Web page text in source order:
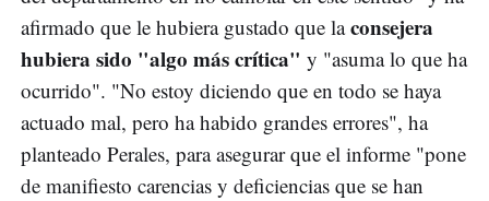
afirmado que le hubiera gustado que laconsejera
hubiera sido "algo más crítica" y "asuma lo que ha
ocurrido". "No estoy diciendo que en todo se haya
actuado mal, pero ha habido grandes errores", ha
planteado Perales, para asegurar que el informe "pone
de manifiesto carencias y deficiencias que se han